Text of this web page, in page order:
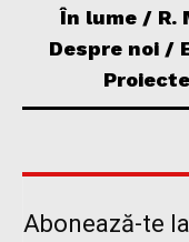
În lume / R.
Despre noi /
Abonează-te